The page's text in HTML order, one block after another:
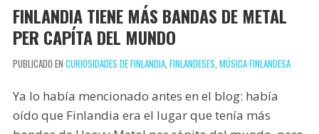
s
t
t
i
FINLANDIA TIENE MÁS BANDAS DE METAL
PER CAPÍTA DEL MUNDO
PUBLICADO EN CURIOSIDADES DE FINLANDIA, FINLANDESES MÚSICA FINLANDESA
Ya lo había mencionado antes en el blog: había
oído que Finlandia era el lugar que tenía más